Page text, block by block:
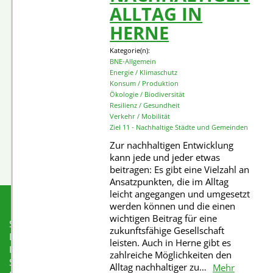
ALLTAG IN
HERNE
Kategorie(n):
BNE-Allgemein
Energie / Klimaschutz
Konsum / Produktion
Ökologie / Biodiversität
Resilienz / Gesundheit
Verkehr / Mobilität
Ziel 11 - Nachhaltige Städte und Gemeinden
Zur nachhaltigen Entwicklung
kann jede und jeder etwas
beitragen: Es gibt eine Vielzahl an
Ansatzpunkten, die im Alltag
leicht angegangen und umgesetzt
werden können und die einen
wichtigen Beitrag für eine
zukunftsfähige Gesellschaft
leisten. Auch in Herne gibt es
zahlreiche Möglichkeiten den
Alltag nachhaltiger zu… Mehr
Startseite
Datenschutzerklärung
Impressum
Schulnetzwerk Protokolle & Material